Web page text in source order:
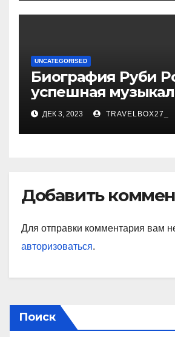
достижениях!
UNCATEGORISED
Биография Руби
успешная
карьера, личная
знаковые
ДЕК 3, 2023 TRAVELBOX27_
Добавить
Для отправки комментария вам
авторизоваться.
Поиск